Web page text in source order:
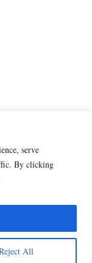
serve
By clicking
All